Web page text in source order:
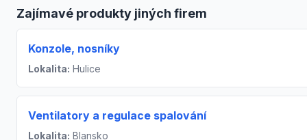
Zajímavé produkty jiných firem
Konzole, nosníky
Lokalita: Hulice
Ventilatory a regulace spalování
Lokalita: Blansko